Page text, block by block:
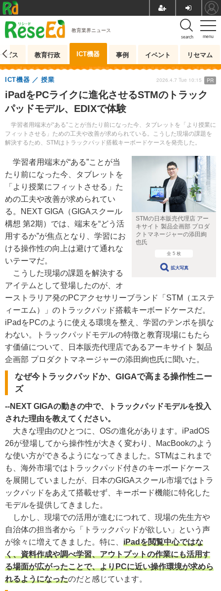
menu
search
教育業界ニュース
ビス 教育行政 ICT機器 事例 イベント リセマム
iPadをPCライクに進化させるSTMのトラック
パッドモデル、EDIXで体験
学習者用端末が“ある”ことが当たり前になった今、タブレットを「より授業に
フィットさせる」ための工夫や改善が求められている。こうした現場の課題を
解決するため、STMはトラックパッド搭載キーボードケースを発売した。
ICT機器 授業 2026.4.7 Tue 10:15 PR
STMの日本販売代理店 アー
キサイト 製品企画部 プロダ
クトマネージャーの添田絢
也氏
全 5 枚
拡大写真
学習者用端末が“ある”ことが当
たり前になった今、タブレットを
「より授業にフィットさせる」た
めの工夫や改善が求められてい
る。NEXT GIGA（GIGAスクール
構想 第2期）では、端末を“どう活
用するか”が焦点となり、学習にお
ける操作性の向上は避けて通れな
いテーマだ。
こうした現場の課題を解決する
アイテムとして登場したのが、オ
ーストラリア発のPCアクセサリーブランド「STM（エステ
ィーエム）」のトラックパッド搭載キーボードケースだ。
iPadをPCのように使える環境を整え、学習のテンポを損な
わない。トラックパッドモデルの特徴と教育現場にもたら
す価値について、日本販売代理店であるアーキサイト 製品
企画部 プロダクトマネージャーの添田絢也氏に聞いた。
なぜ今トラックパッドか、GIGAで高まる操作性ニー
ズ
--NEXT GIGAの動きの中で、トラックパッドモデルを投入
された理由を教えてください。
大きな理由のひとつに、OSの進化があります。iPadOS
26が登場してから操作性が大きく変わり、MacBookのよう
な使い方ができるようになってきました。STMはこれまで
も、海外市場ではトラックパッド付きのキーボードケース
を展開していましたが、日本のGIGAスクール市場ではトラ
ックパッドをあえて搭載せず、キーボード機能に特化した
モデルを提供してきました。
しかし、現場での活用が進むにつれて、現場の先生方や
自治体の担当者から「トラックパッドが欲しい」という声
が徐々に増えてきました。特に、 iPadを閲覧中心ではな
く、資料作成や調べ学習、アウトプットの作業にも活用す
る場面が広がったことで、よりPCに近い操作環境が求めら
れるようになったのだと感じています。